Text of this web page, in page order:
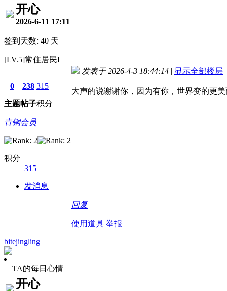
开心
2026-6-11 17:11
签到天数: 40 天
[LV.5]常住居民I
0
主题
238
帖子
315
积分
青铜会员
积分
315
发消息
发表于 2026-4-3 18:44:14 | 显示全部楼层
大声的说谢谢你，因为有你，世界变的更
回复
使用道具 举报
bitejingling
TA的每日心情
开心